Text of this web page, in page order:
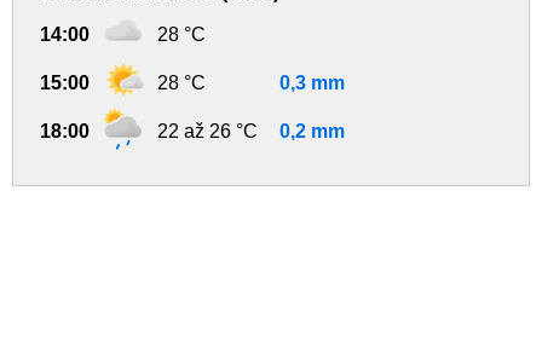
14:00 28 °C
15:00 28 °C 0,3 mm
18:00 22 až 26 °C 0,2 mm